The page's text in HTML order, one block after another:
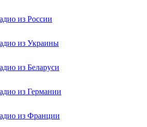
из России
из Украины
из Беларуси
из Германии
из Франции